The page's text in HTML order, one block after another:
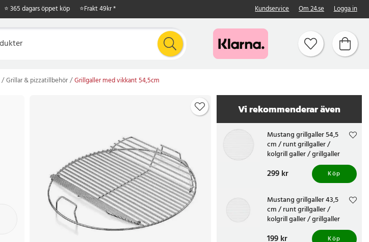
⭐ 365 dagars öppet köp ⭐Frakt 49kr * Kundservice Om 24.se Logga in
Grillar & pizzatillbehör Grillgaller med vikkant 54,5cm
Vi rekommenderar även
Mustang grillgaller 54,5
cm / runt grillgaller /
kolgrill galler / grillgaller
Pris:299 kr
299 kr Köp
Mustang grillgaller 43,5
cm / runt grillgaller /
kolgrill galler / grillgaller
Pris :199 kr
199 kr Köp